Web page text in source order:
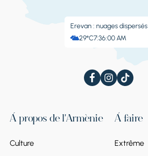
Erevan : nuages ​​dispersés
29°C7:36:01 AM
À propos de l'Arménie
Culture
À faire
Extrême